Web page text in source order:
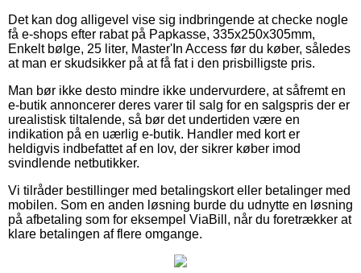
Det kan dog alligevel vise sig indbringende at checke nogle
få e-shops efter rabat på Papkasse, 335x250x305mm,
Enkelt bølge, 25 liter, Master'In Access før du køber, således
at man er skudsikker på at få fat i den prisbilligste pris.
Man bør ikke desto mindre ikke undervurdere, at såfremt en
e-butik annoncerer deres varer til salg for en salgspris der er
urealistisk tiltalende, så bør det undertiden være en
indikation på en uærlig e-butik. Handler med kort er
heldigvis indbefattet af en lov, der sikrer køber imod
svindlende netbutikker.
Vi tilråder bestillinger med betalingskort eller betalinger med
mobilen. Som en anden løsning burde du udnytte en løsning
på afbetaling som for eksempel ViaBill, når du foretrækker at
klare betalingen af flere omgange.